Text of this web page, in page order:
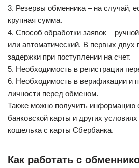
3. Резервы обменника – на случай,
крупная сумма.
4. Способ обработки заявок –
или автоматический. В первых двух
задержки при поступлении на счет.
5. Необходимость в регистрации
6. Необходимость в верификации и
личности перед обменом.
Также можно получить информацию
банковской карты и других
кошелька с карты Сбербанка.
Как работать с